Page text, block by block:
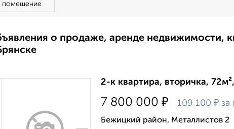
помещение
о продаже, аренде недвижимости,
2-к квартира, вторичка,
7 800 000 ₽ 109 100 ₽ за
Бежицкий район, Металлистов 2